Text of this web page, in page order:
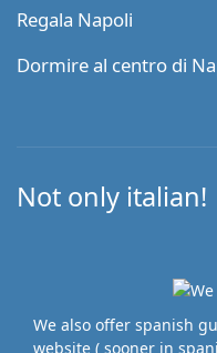
Regala Napoli
Dormire al centro di
Not only italian!
We also offer spanish
website ( sooner in